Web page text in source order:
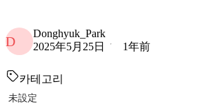
D
Donghyuk_Park
2025年5月25日
1年前
카테고리
未設定